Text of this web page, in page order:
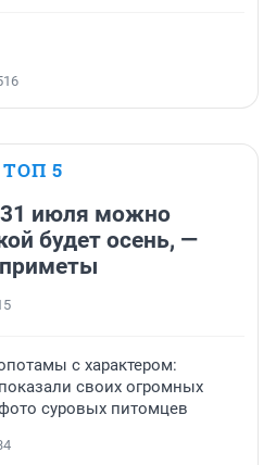
ТОП 5
31 июля можно
будет осень, —
с характером:
своих огромных
суровых питомцев